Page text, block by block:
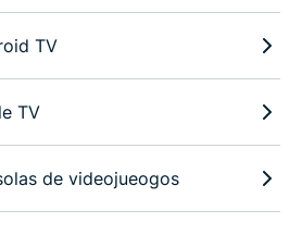
TV
TV
de videojueogos